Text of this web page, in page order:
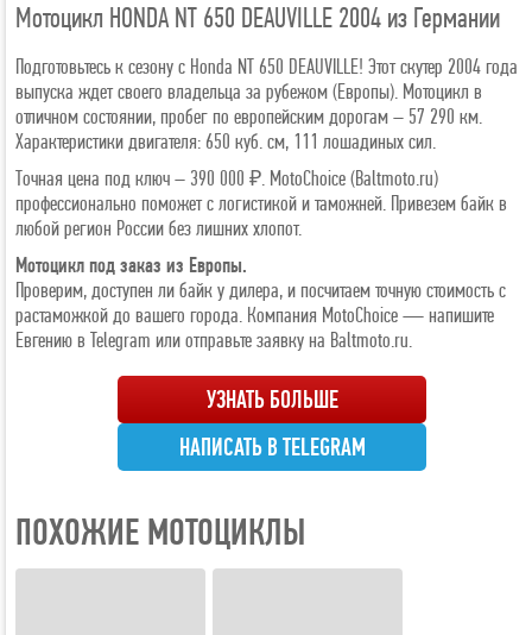
Мотоцикл HONDA NT 650 DEAUVILLE 2004 из Германии
Подготовьтесь к сезону с Honda NT 650 DEAUVILLE! Этот скутер 2004 года
выпуска ждет своего владельца за рубежом (Европы). Мотоцикл в
отличном состоянии, пробег по европейским дорогам – 57 290 км.
Характеристики двигателя: 650 куб. см, 111 лошадиных сил.
Точная цена под ключ – 390 000 ₽. MotoChoice (Baltmoto.ru)
профессионально поможет с логистикой и таможней. Привезем байк в
любой регион России без лишних хлопот.
Мотоцикл под заказ из Европы.
Проверим, доступен ли байк у дилера, и посчитаем точную стоимость с
растаможкой до вашего города. Компания MotoChoice — напишите
Евгению в Telegram или отправьте заявку на Baltmoto.ru.
УЗНАТЬ БОЛЬШЕ
НАПИСАТЬ В TELEGRAM
ПОХОЖИЕ МОТОЦИКЛЫ